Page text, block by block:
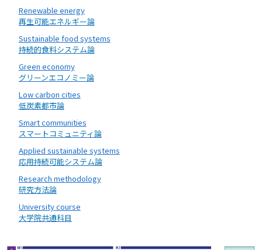
Renewable energy
再生可能エネルギー論
Sustainable food systems
持続的食料システム論
Green economy
グリーンエコノミー論
Low carbon cities
低炭素都市論
Smart communities
スマートコミュニティ論
Applied sustainable systems
応用持続可能システム論
Research methodology
研究方法論
University course
大学院共通科目